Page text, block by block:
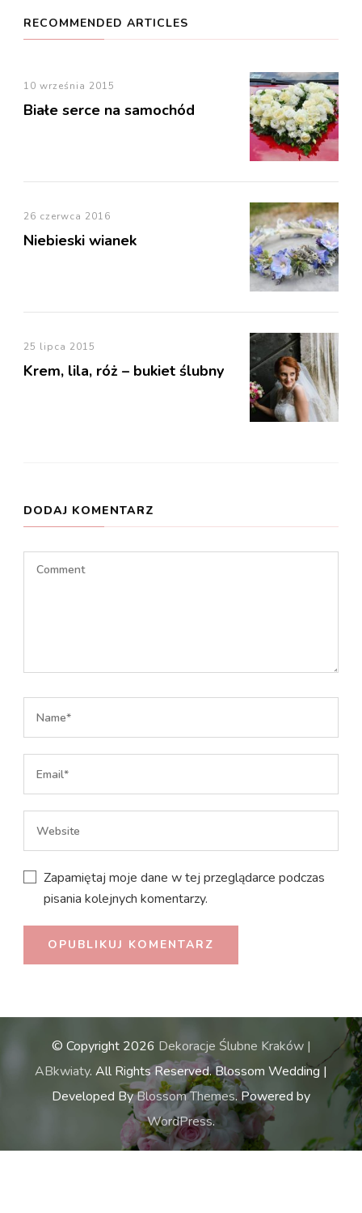
RECOMMENDED ARTICLES
10 września 2015
Białe serce na samochód
26 czerwca 2016
Niebieski wianek
25 lipca 2015
Krem, lila, róż – bukiet ślubny
DODAJ KOMENTARZ
Zapamiętaj moje dane w tej przeglądarce podczas
pisania kolejnych komentarzy.
© Copyright 2026 Dekoracje Ślubne Kraków |
ABkwiaty. All Rights Reserved.Blossom Wedding |
Developed ByBlossom Themes. Powered by
WordPress.